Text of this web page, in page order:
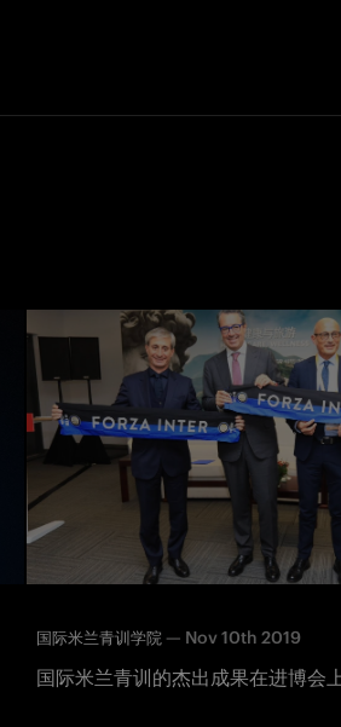
国际米兰青训学院 — Nov 10th 2019
国际米兰青训的杰出成果在进博会